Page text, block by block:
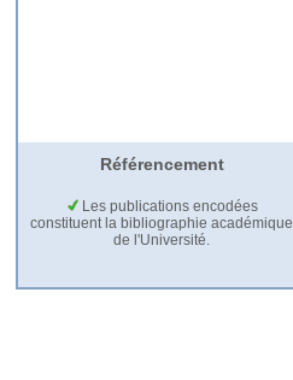
Référencement
Les publications encodées
constituent la bibliographie académique
de l'Université.